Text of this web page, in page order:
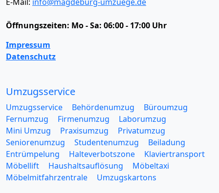
Öffnungszeiten: Mo - Sa: 06:00 - 17:00 Uhr
Impressum
Datenschutz
Umzugsservice
Umzugsservice Behördenumzug
Büroumzug
Fernumzug
Firmenumzug
Laborumzug
Mini Umzug
Praxisumzug
Privatumzug
Seniorenumzug
Studentenumzug
Beiladung
Entrümpelung
Halteverbotszone
Klaviertransport
Möbellift
Haushaltsauflösung
Möbeltaxi
Möbelmitfahrzentrale
Umzugskartons